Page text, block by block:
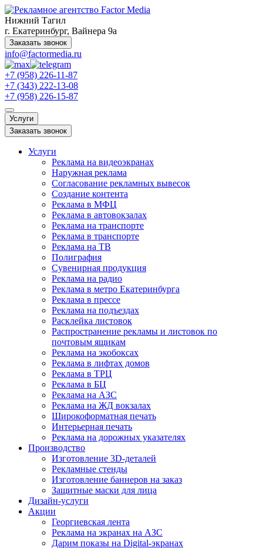
Нижний Тагил
г. Екатеринбург, Вайнера 9а
Заказать звонок
info@factormedia.ru
+7 (958) 226-11-87
+7 (343) 222-13-08
+7 (958) 226-15-87
Услуги
Заказать звонок
Услуги
Реклама на видеоэкранах
Наружная реклама
Согласование рекламных вывесок
Создание контента
Реклама в МФЦ
Реклама в автовокзалах
Реклама на транспорте
Реклама в транспорте
Реклама на ТВ
Полиграфия
Сувенирная продукция
Реклама на радио
Реклама в метро Екатеринбурга
Реклама в прессе
Реклама на подъездах
Расклейка листовок
Распространение рекламы и листовок по
почтовым ящикам
Реклама на экобоксах
Реклама в лифтах домов
Реклама в ТРЦ
Реклама в БЦ
Реклама на АЗС
Реклама на ЖД вокзалах
Широкоформатная печать
Интерьерная печать
Реклама на дорожных указателях
Производство
Изготовление 3D-деталей
Рекламные стенды
Изготовление баннеров на заказ
Защитные маски для лица
Дизайн-услуги
Акции
Георгиевская лента
Реклама на экранах на АЗС
Дарим показы на Digital-экранах